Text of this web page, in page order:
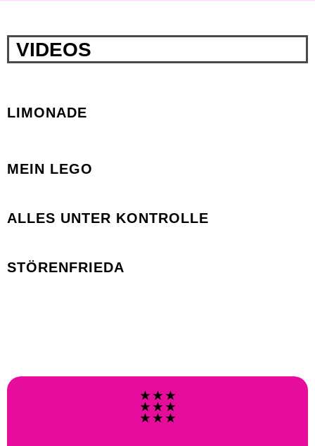
VIDEOS
LIMONADE
MEIN LEGO
ALLES UNTER KONTROLLE
STÖRENFRIEDA
★ ★ ★
★ ★ ★
★ ★ ★